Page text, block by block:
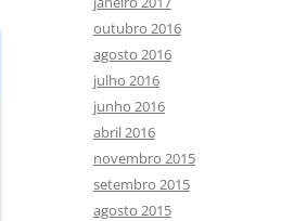
outubro 2016
agosto 2016
julho 2016
junho 2016
abril 2016
novembro 2015
setembro 2015
agosto 2015